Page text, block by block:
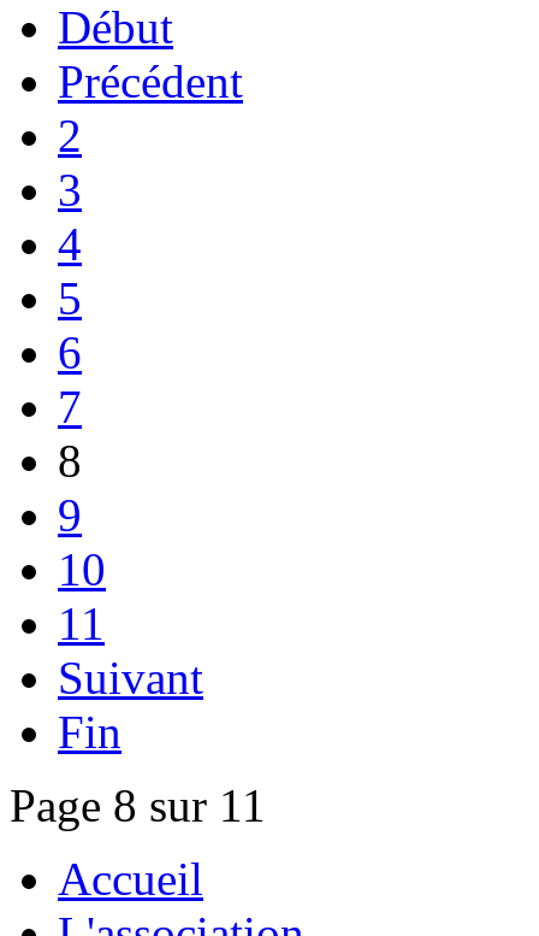
Début
Précédent
2
3
4
5
6
7
8
9
10
11
Suivant
Fin
Page 8 sur 11
Accueil